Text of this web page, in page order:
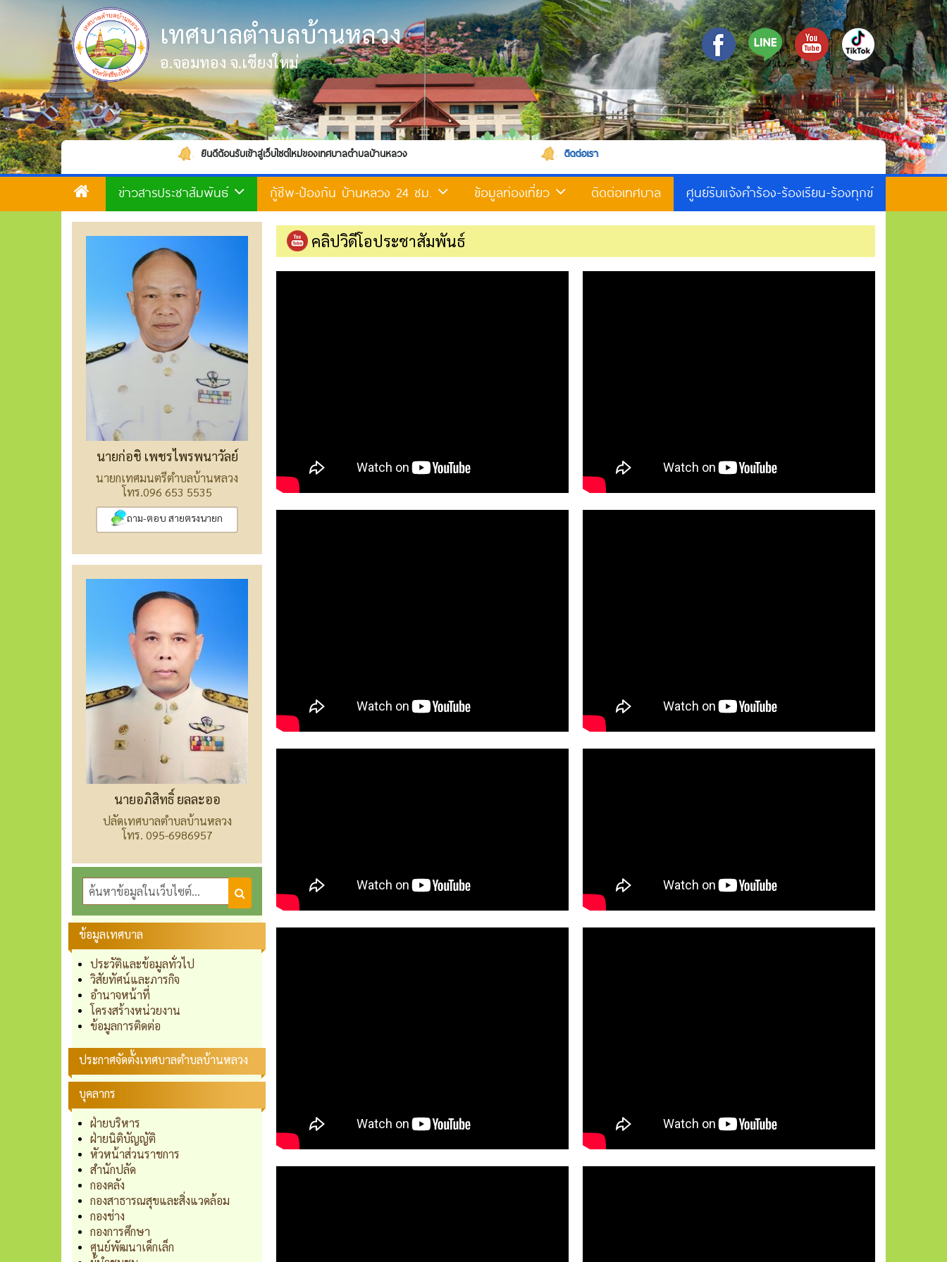
เทศบาลตำบลบ้านหลวง
อ.จอมทอง จ.เชียงใหม่
ยินดีต้อนรับเข้าสู่เว็บไซต์ใหม่ของเทศบาลตำบลบ้านหลวง
ข่าวสารประชาสัมพันธ์ กู้ชีพ-ป้องกัน บ้านหลวง 24 ชม. ข้อมูลท่องเที่ยว ติดต่อเทศบาล ศูนย์รับแจ้งคำร้อง-ร้องเรียน-ร้องทุกข์
นายก่อชิ เพชรไพรพนาวัลย์
นายกเทศมนตรีตำบลบ้านหลวง
โทร.096 653 5535
ถาม-ตอบ สายตรงนายก
นายอภิสิทธิ์ ยลละออ
ปลัดเทศบาลตำบลบ้านหลวง
โทร. 095-6986957
ข้อมูลเทศบาล
ประวัติและข้อมูลทั่วไป
วิสัยทัศน์และภารกิจ
อำนาจหน้าที่
โครงสร้างหน่วยงาน
ข้อมูลการติดต่อ
ประกาศจัดตั้งเทศบาลตำบลบ้านหลวง
บุคลากร
ฝ่ายบริหาร
ฝ่ายนิติบัญญัติ
หัวหน้าส่วนราชการ
สำนักปลัด
กองคลัง
กองสาธารณสุขและสิ่งแวดล้อม
กองช่าง
กองการศึกษา
ศูนย์พัฒนาเด็กเล็ก
คลิปวิดีโอประชาสัมพันธ์